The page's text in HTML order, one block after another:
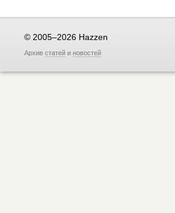
© 2005–2026 Hazzen
Архив статей и новостей